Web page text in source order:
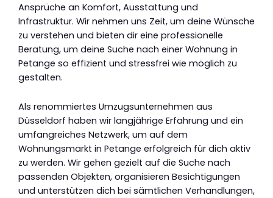
Ansprüche an Komfort, Ausstattung und
Infrastruktur. Wir nehmen uns Zeit, um deine Wünsche
zu verstehen und bieten dir eine professionelle
Beratung, um deine Suche nach einer Wohnung in
Petange so effizient und stressfrei wie möglich zu
gestalten.
Als renommiertes Umzugsunternehmen aus
Düsseldorf haben wir langjährige Erfahrung und ein
umfangreiches Netzwerk, um auf dem
Wohnungsmarkt in Petange erfolgreich für dich aktiv
zu werden. Wir gehen gezielt auf die Suche nach
passenden Objekten, organisieren Besichtigungen
und unterstützen dich bei sämtlichen Verhandlungen,